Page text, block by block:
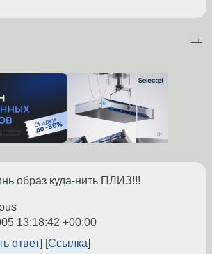
→
образ куда-нить ПЛИЗ!!!
13:18:42 +00:00
ответ
Ссылка